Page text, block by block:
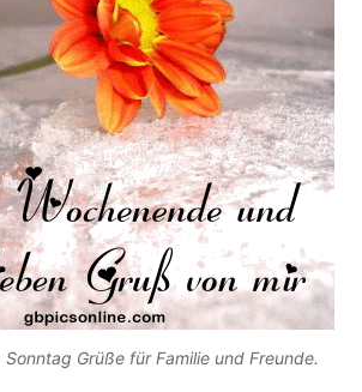
Grüße für Familie und Freunde.